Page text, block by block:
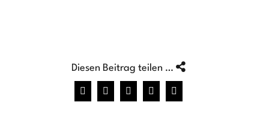
Diesen Beitrag teilen …
Facebook
X WhatsAppPinterest
E-
Mail